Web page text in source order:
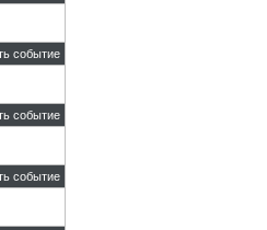
событие
событие
событие